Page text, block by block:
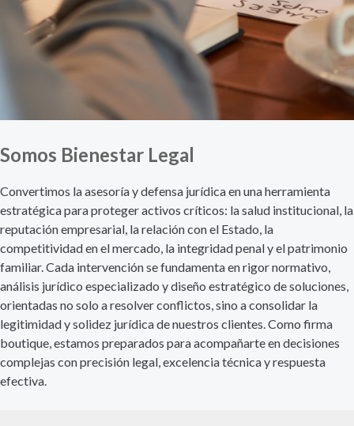
Somos Bienestar Legal
Convertimos la asesoría y defensa jurídica en una herramienta
estratégica para proteger activos críticos: la salud institucional, la
reputación empresarial, la relación con el Estado, la
competitividad en el mercado, la integridad penal y el patrimonio
familiar. Cada intervención se fundamenta en rigor normativo,
análisis jurídico especializado y diseño estratégico de soluciones,
orientadas no solo a resolver conflictos, sino a consolidar la
legitimidad y solidez jurídica de nuestros clientes. Como firma
boutique, estamos preparados para acompañarte en decisiones
complejas con precisión legal, excelencia técnica y respuesta
efectiva.